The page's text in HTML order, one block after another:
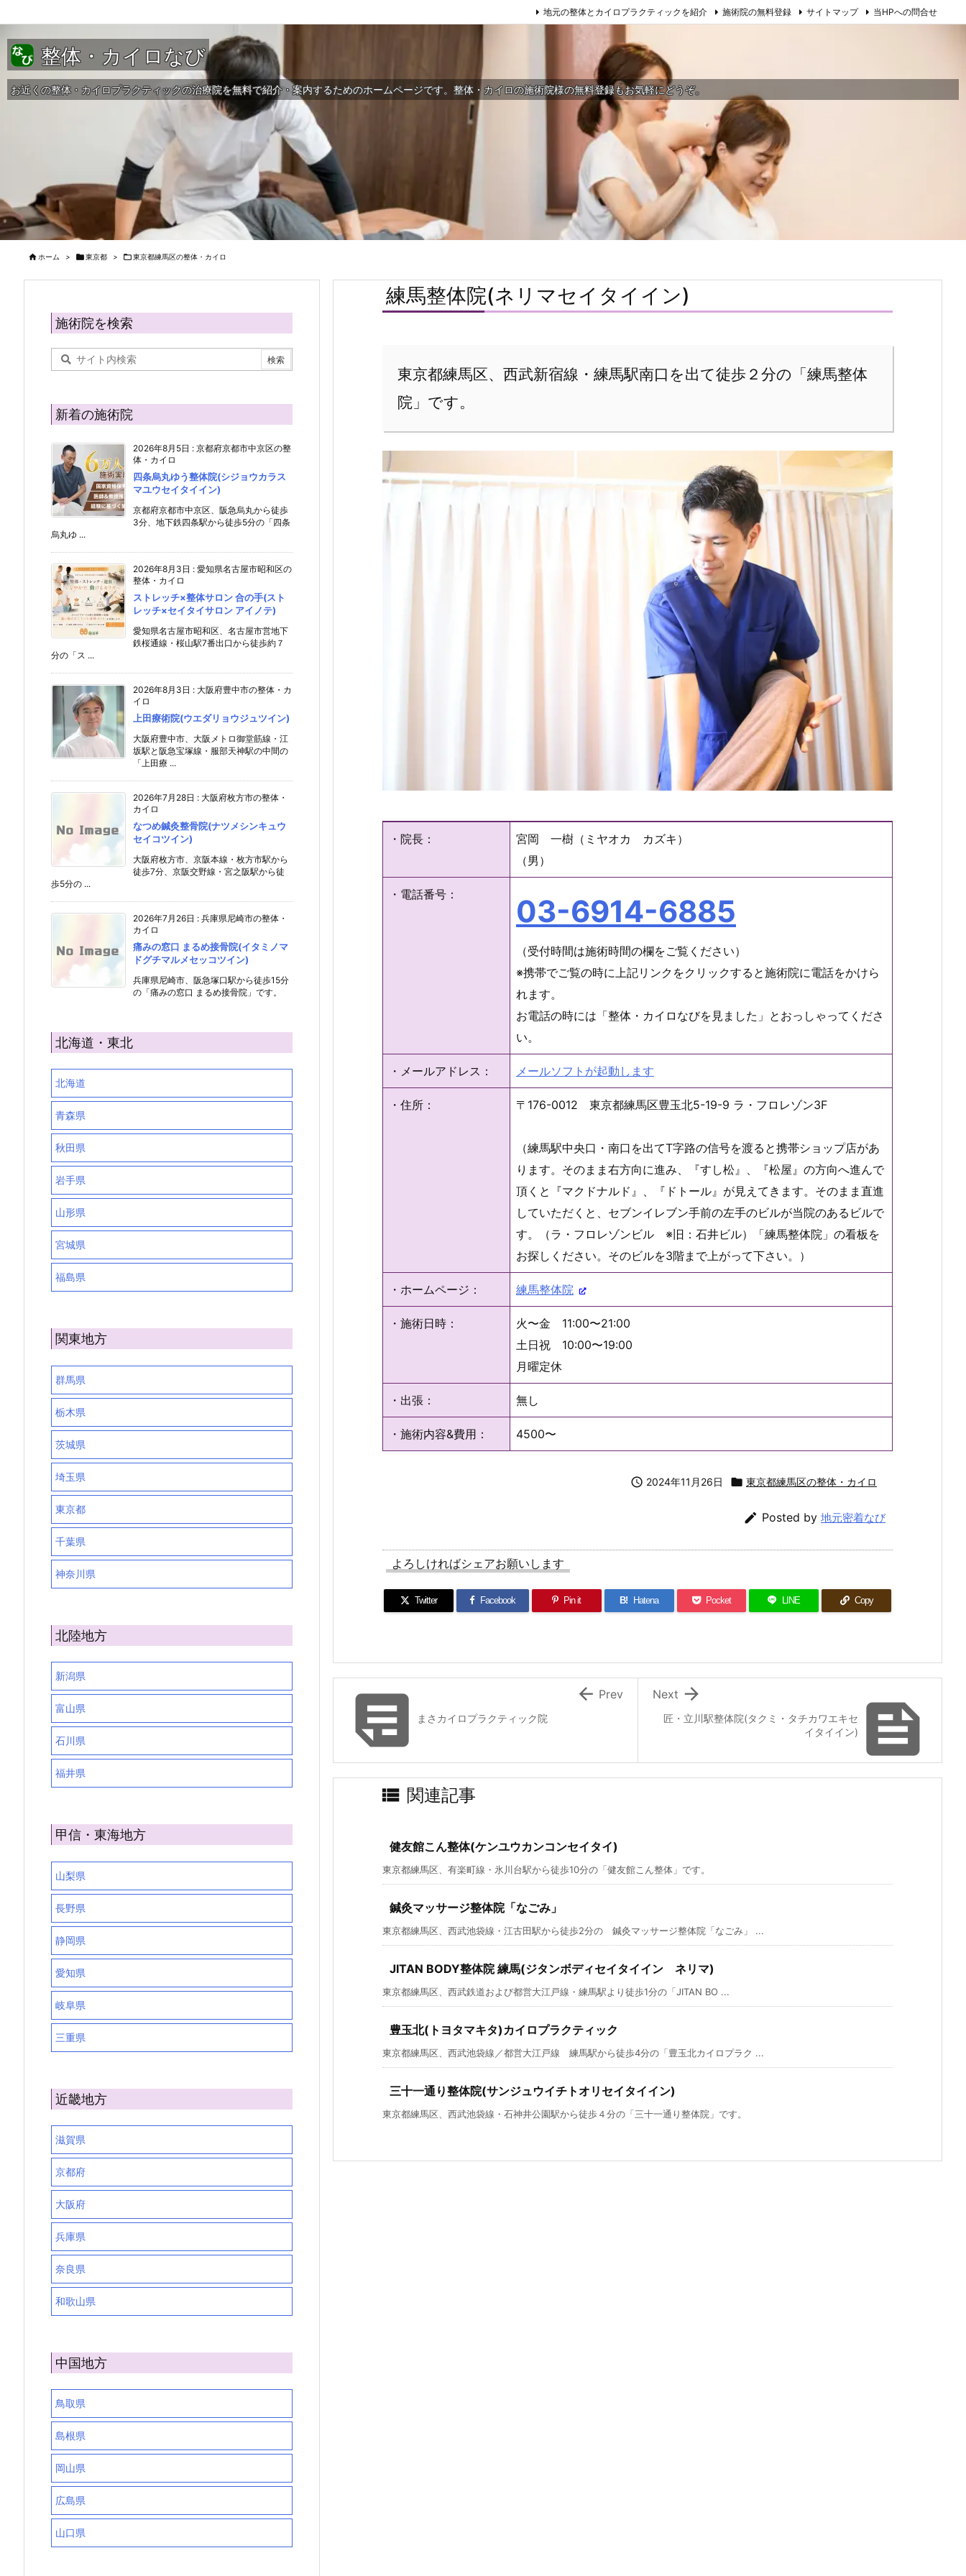
地元の整体とカイロプラクティックを紹介 施術院の無料登録 サイトマップ 当HPへの問合せ
整体・カイロなび
お近くの整体・カイロプラクティックの治療院を無料で紹介・案内するためのホームページです。整体・カイロの施術院様の無料登録もお気軽にどうぞ。
 ホーム > 東京都 > 東京都練馬区の整体・カイロ
練馬整体院(ネリマセイタイイン)
東京都練馬区、西武新宿線・練馬駅南口を出て徒歩２分の「練馬整体
院」です。
・院長：
宮岡 一樹（ミヤオカ カズキ）
（男）
・電話番号： 03-6914-6885
（受付時間は施術時間の欄をご覧ください）
※携帯でご覧の時に上記リンクをクリックすると施術院に電話をかけら
れます。
お電話の時には「整体・カイロなびを見ました」とおっしゃってくださ
い。
・メールアドレス： メールソフトが起動します
・住所： 〒176-0012 東京都練馬区豊玉北5-19-9 ラ・フロレゾン3F
（練馬駅中央口・南口を出てT字路の信号を渡ると携帯ショップ店があ
ります。そのまま右方向に進み、『すし松』、『松屋』の方向へ進んで
頂くと『マクドナルド』、『ドトール』が見えてきます。そのまま直進
していただくと、セブンイレブン手前の左手のビルが当院のあるビルで
す。（ラ・フロレゾンビル ※旧：石井ビル）「練馬整体院」の看板を
お探しください。そのビルを3階まで上がって下さい。）
・ホームページ： 練馬整体院
・施術日時：
火〜金 11:00〜21:00
土日祝 10:00〜19:00
月曜定休
・出張： 無し
・施術内容&費用： 4500〜
 2024年11月26日  東京都練馬区の整体・カイロ
 Posted by 地元密着なび
よろしければシェアお願いします
Twitter Facebook Pin it B! Hatena Pocket LINE Copy

匠・立川駅整体院(タクミ・タチカワエキセ
イタイイン)

Next
 まさカイロプラクティック院
 Prev
 関連記事
健友館こん整体(ケンユウカンコンセイタイ)
東京都練馬区、有楽町線・氷川台駅から徒歩10分の「健友館こん整体」です。
鍼灸マッサージ整体院「なごみ」
東京都練馬区、西武池袋線・江古田駅から徒歩2分の 鍼灸マッサージ整体院「なごみ」 ...
JITAN BODY整体院 練馬(ジタンボディセイタイイン ネリマ)
東京都練馬区、西武鉄道および都営大江戸線・練馬駅より徒歩1分の「JITAN BO ...
豊玉北(トヨタマキタ)カイロプラクティック
東京都練馬区、西武池袋線／都営大江戸線 練馬駅から徒歩4分の「豊玉北カイロプラク ...
三十一通り整体院(サンジュウイチトオリセイタイイン)
東京都練馬区、西武池袋線・石神井公園駅から徒歩４分の「三十一通り整体院」です。
施術院を検索
新着の施術院
2026年8月5日 : 京都府京都市中京区の整
体・カイロ
四条烏丸ゆう整体院(シジョウカラス
マユウセイタイイン)
京都府京都市中京区、阪急烏丸から徒歩
3分、地下鉄四条駅から徒歩5分の「四条
烏丸ゆ ...
2026年8月3日 : 愛知県名古屋市昭和区の
整体・カイロ
ストレッチ×整体サロン 合の手(スト
レッチ×セイタイサロン アイノテ)
愛知県名古屋市昭和区、名古屋市営地下
鉄桜通線・桜山駅7番出口から徒歩約７
分の「ス ...
2026年8月3日 : 大阪府豊中市の整体・カ
イロ
上田療術院(ウエダリョウジュツイン)
大阪府豊中市、大阪メトロ御堂筋線・江
坂駅と阪急宝塚線・服部天神駅の中間の
「上田療 ...
2026年7月28日 : 大阪府枚方市の整体・
カイロ
なつめ鍼灸整骨院(ナツメシンキュウ
セイコツイン)
大阪府枚方市、京阪本線・枚方市駅から
徒歩7分、京阪交野線・宮之阪駅から徒
歩5分の ...
2026年7月26日 : 兵庫県尼崎市の整体・
カイロ
痛みの窓口 まるめ接骨院(イタミノマ
ドグチマルメセッコツイン)
兵庫県尼崎市、阪急塚口駅から徒歩15分
の「痛みの窓口 まるめ接骨院」です。
北海道・東北
北海道
青森県
秋田県
岩手県
山形県
宮城県
福島県
関東地方
群馬県
栃木県
茨城県
埼玉県
東京都
千葉県
神奈川県
北陸地方
新潟県
富山県
石川県
福井県
甲信・東海地方
山梨県
長野県
静岡県
愛知県
岐阜県
三重県
近畿地方
滋賀県
京都府
大阪府
兵庫県
奈良県
和歌山県
中国地方
鳥取県
島根県
岡山県
広島県
山口県